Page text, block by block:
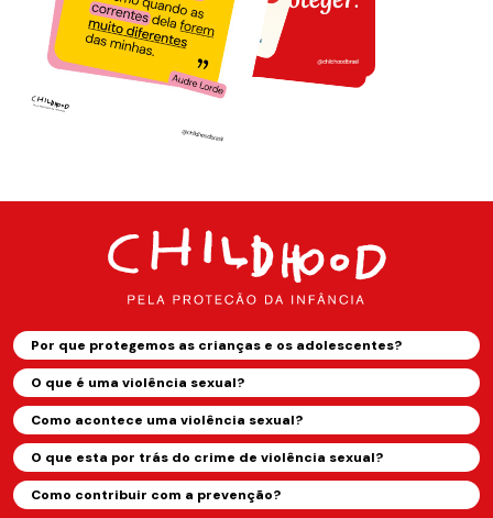
Por que protegemos as crianças e os adolescentes?
O que é uma violência sexual?
Como acontece uma violência sexual?
O que esta por trás do crime de violência sexual?
Como contribuir com a prevenção?